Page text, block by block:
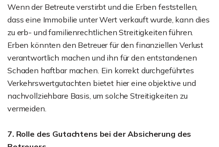
Wenn der Betreute verstirbt und die Erben feststellen,
dass eine Immobilie unter Wert verkauft wurde, kann dies
zu erb- und familienrechtlichen Streitigkeiten führen.
Erben könnten den Betreuer für den finanziellen Verlust
verantwortlich machen und ihn für den entstandenen
Schaden haftbar machen. Ein korrekt durchgeführtes
Verkehrswertgutachten bietet hier eine objektive und
nachvollziehbare Basis, um solche Streitigkeiten zu
vermeiden.
7. Rolle des Gutachtens bei der Absicherung des